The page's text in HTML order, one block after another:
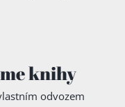
knihy
odvozem